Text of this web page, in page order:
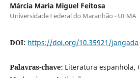
Márcia Maria Miguel Feitosa
Universidade Federal do Maranhão - UFMA
DOI: https://doi.org/10.35921/
Palavras-chave: Literatura espanhola,